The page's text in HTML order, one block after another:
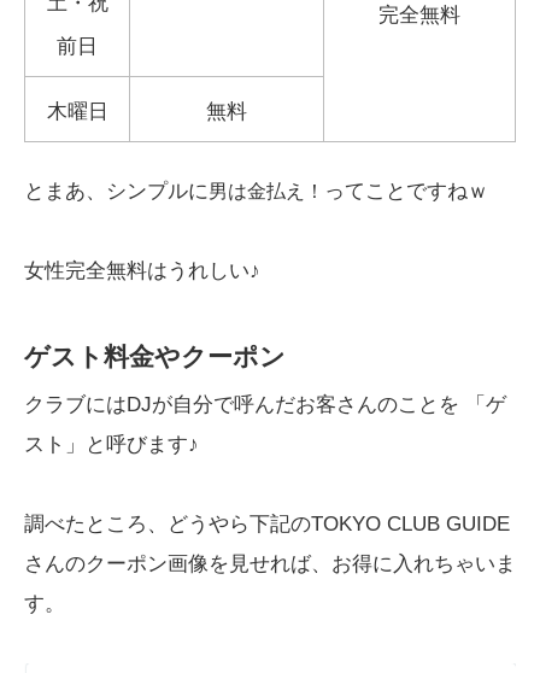
前日
完全無料
木曜日 無料
とまあ、シンプルに男は金払え！ ってことですねｗ
女性完全無料はうれしい♪
ゲスト料金やクーポン
クラブにはDJが自分で呼んだお客さんのことを 「ゲ
スト」と呼びます♪
調べたところ、どうやら下記のTOKYO CLUB GUIDE
さんのクーポン画像を見せれば、お得に入れちゃいま
す。